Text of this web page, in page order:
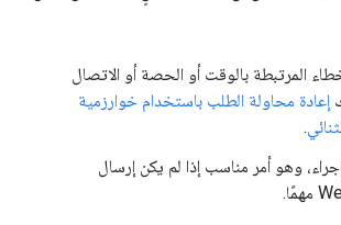
المرتبطة بالوقت أو الحصة أو الاتصال
إعادة محاولة الطلب باستخدام خوارزمية
.
وهو أمر مناسب إذا لم يكن إرسال